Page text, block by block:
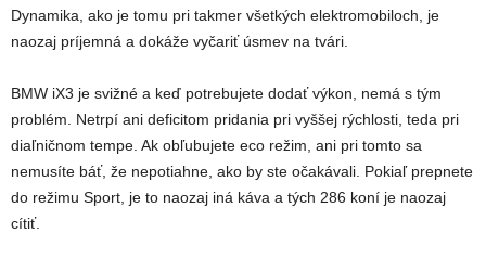
Dynamika, ako je tomu pri takmer všetkých elektromobiloch, je
naozaj príjemná a dokáže vyčariť úsmev na tvári.
BMW iX3 je svižné a keď potrebujete dodať výkon, nemá s tým
problém. Netrpí ani deficitom pridania pri vyššej rýchlosti, teda pri
diaľničnom tempe. Ak obľubujete eco režim, ani pri tomto sa
nemusíte báť, že nepotiahne, ako by ste očakávali. Pokiaľ prepnete
do režimu Sport, je to naozaj iná káva a tých 286 koní je naozaj
cítiť.